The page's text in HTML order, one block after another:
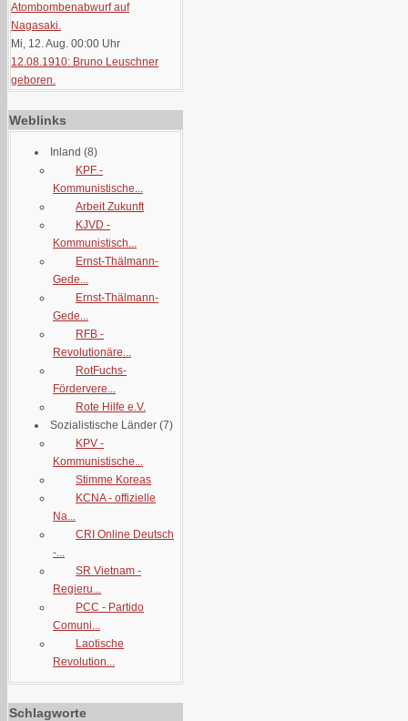
Atombombenabwurf auf
Nagasaki.
Mi, 12. Aug. 00:00 Uhr
12.08.1910: Bruno Leuschner
geboren.
Weblinks
Inland (8)
KPF -
Kommunistische...
Arbeit Zukunft
KJVD -
Kommunistisch...
Ernst-Thälmann-
Gede...
Ernst-Thälmann-
Gede...
RFB -
Revolutionäre...
RotFuchs-
Fördervere...
Rote Hilfe e.V.
Sozialistische Länder (7)
KPV -
Kommunistische...
Stimme Koreas
KCNA - offizielle
Na...
CRI Online Deutsch
-...
SR Vietnam -
Regieru...
PCC - Partido
Comuni...
Laotische
Revolution...
Schlagworte